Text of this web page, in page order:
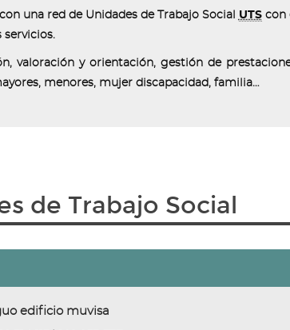
una red de Unidades de Trabajo Social UTScon
servicios.
valoración y orientación, gestión de
menores, mujer discapacidad, familia…
de Trabajo Social
edificio muvisa